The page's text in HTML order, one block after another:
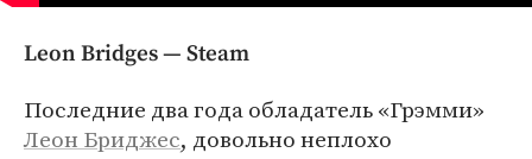
Leon Bridges — Steam
Последние два года обладатель «Грэмми»
Леон Бриджес, довольно неплохо